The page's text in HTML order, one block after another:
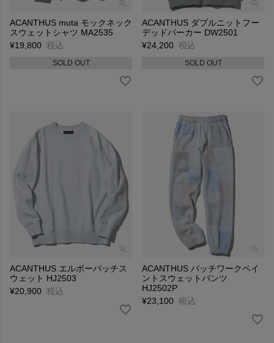
ACANTHUS muta モックネック
スウェットシャツ MA2535
¥19,800 税込
SOLD OUT
ACANTHUS ダブルニットフー
デッドパーカー DW2501
¥24,200 税込
SOLD OUT
ACANTHUS エルボーパッチス
ウェット HJ2503
¥20,900 税込
ACANTHUS パッチワークペイ
ントスウェットパンツ
HJ2502P
¥23,100 税込